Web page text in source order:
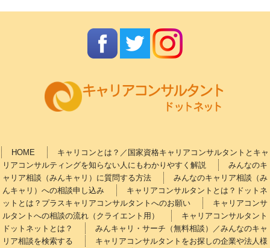
HOME
キャリコンとは？／国家資格キャリアコンサルタントとキャ
リアコンサルティングを知らない人にもわかりやすく解説
みんなのキ
ャリア相談（みんキャリ）に質問する方法
みんなのキャリア相談（み
んキャリ）への相談申し込み
キャリアコンサルタントとは？ドットネ
ットとは？プラスキャリアコンサルタントへのお願い
キャリアコンサ
ルタントへの相談の流れ（クライエント用）
キャリアコンサルタント
ドットネットとは？
みんキャリ・サーチ（無料相談）／みんなのキャ
リア相談を検索する
キャリアコンサルタントをお探しの企業や法人様